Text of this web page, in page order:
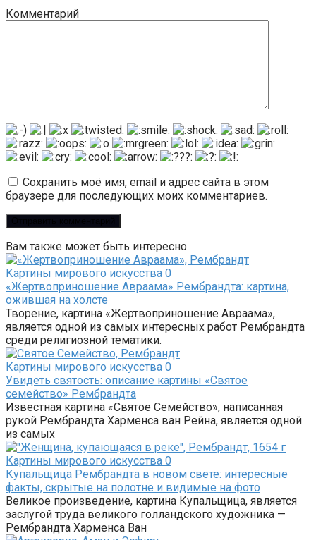
Комментарий
Сохранить моё имя, email и адрес сайта в этом
браузере для последующих моих комментариев.
Вам также может быть интересно
Картины мирового искусства 0
«Жертвоприношение Авраама» Рембрандта: картина,
ожившая на холсте
Творение, картина «Жертвоприношение Авраама»,
является одной из самых интересных работ Рембрандта
среди религиозной тематики.
Картины мирового искусства 0
Увидеть святость: описание картины «Святое
семейство» Рембрандта
Известная картина «Святое Семейство», написанная
рукой Рембрандта Харменса ван Рейна, является одной
из самых
Картины мирового искусства 0
Купальщица Рембрандта в новом свете: интересные
факты, скрытые на полотне и видимые на фото
Великое произведение, картина Купальщица, является
заслугой труда великого голландского художника —
Рембрандта Харменса Ван